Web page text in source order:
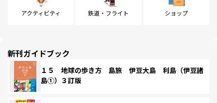
アクティビティ 鉄道・フライト ショップ
新刊ガイドブック
１５ 地球の歩き方 島旅 伊豆大島 利島（伊豆諸
島①）３訂版